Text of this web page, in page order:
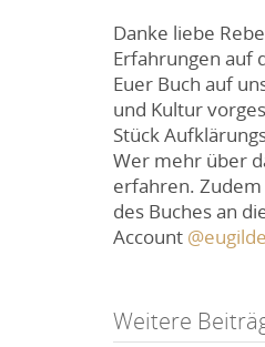
Danke liebe
Erfahrungen auf
Euer Buch auf
und Kultur
Stück
Wer mehr über
erfahren.
des Buches an
Account
Post
Weitere